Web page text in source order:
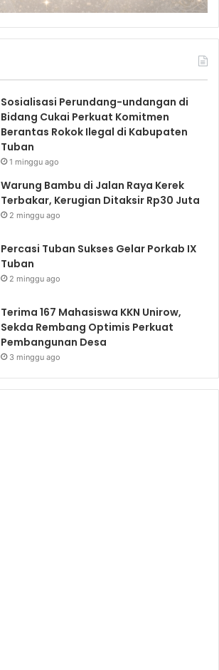
Sosialisasi Perundang-undangan di
Bidang Cukai Perkuat Komitmen
Berantas Rokok Ilegal di Kabupaten
Tuban
1 minggu ago
Warung Bambu di Jalan Raya Kerek
Terbakar, Kerugian Ditaksir Rp30 Juta
2 minggu ago
Percasi Tuban Sukses Gelar Porkab IX
Tuban
2 minggu ago
Terima 167 Mahasiswa KKN Unirow,
Sekda Rembang Optimis Perkuat
Pembangunan Desa
3 minggu ago